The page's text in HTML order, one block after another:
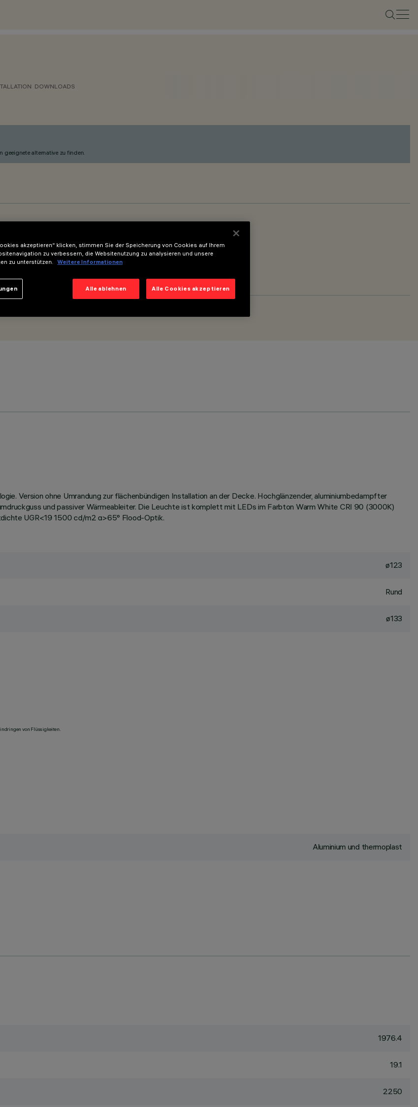
DOWNLOADS
geeignete alternative zu finden.
Version ohne Umrandung zur flächenbündigen Installation an der Decke. Hochglänzender, aluminiumbedampfter
und passiver Wärmeableiter. Die Leuchte ist komplett mit LEDs im Farbton Warm White CRI 90 (3000K)
UGR<19 1500 cd/m2 α>65° Flood-Optik.
ø123
Rund
ø133
von Flüssigkeiten.
Aluminium und thermoplast
1976.4
19.1
2250
akzeptieren“ klicken, stimmen Sie der Speicherung von Cookies auf Ihrem
zu verbessern, die Websitenutzung zu analysieren und unsere
zu unterstützen.
Weitere Informationen
Alle ablehnen Alle Cookies akzeptieren